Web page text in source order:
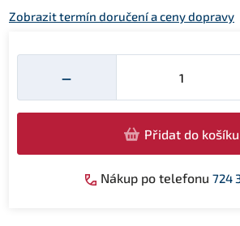
Zobrazit termín doručení a ceny dopravy
−
Množství
Přidat do košíku
Nákup po telefonu 724